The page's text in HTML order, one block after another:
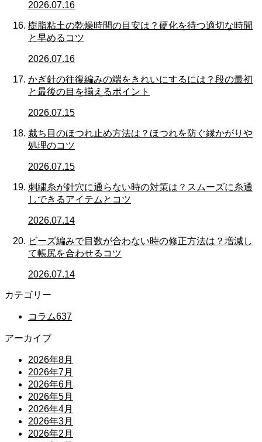
2026.07.16
樹脂粘土の乾燥時間の目安は？硬化を待つ適切な時間
と早めるコツ
2026.07.16
かぎ針の往復編みの端をきれいにするには？段の最初
と最後の目を揃えるポイント
2026.07.15
裁ち目のほつれ止め方法は？ほつれを防ぐ縁かがりや
処理のコツ
2026.07.15
刺繍糸が針穴に通らない時の対策は？スムーズに糸通
しできるアイテムとコツ
2026.07.14
ビーズ編みで目数が合わない時の修正方法は？増減し
て帳尻を合わせるコツ
2026.07.14
カテゴリー
コラム637
アーカイブ
2026年8月
2026年7月
2026年6月
2026年5月
2026年4月
2026年3月
2026年2月